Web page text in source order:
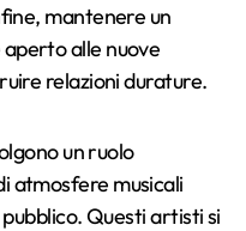
mantenere un
alle nuove
relazioni durature.
un ruolo
atmosfere musicali
Questi artisti si